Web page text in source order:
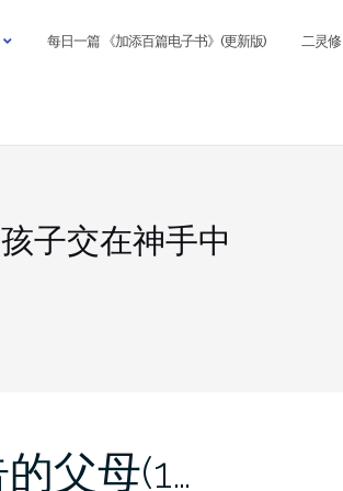
每日一篇 《加添百篇电子书》(更新版) 二灵修
子交在神手中
父母(1…